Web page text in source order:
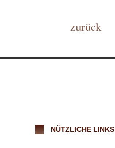
zurück
NÜTZLICHE LINKS